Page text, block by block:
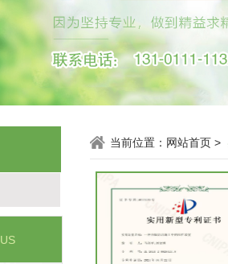
当前位置： 网站首页 >